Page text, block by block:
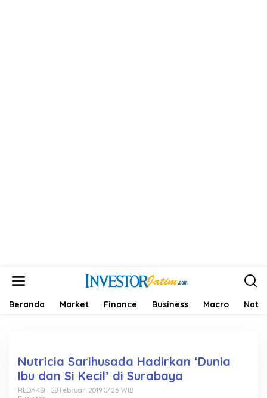
Beranda Market Finance Business Macro
Nutricia Sarihusada Hadirkan ‘Dunia
Ibu dan Si Kecil’ di Surabaya
REDAKSI
28 Februari 2019 07:25 WIB